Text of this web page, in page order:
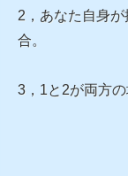
2，あなた自身
合。
3，1と2が両方